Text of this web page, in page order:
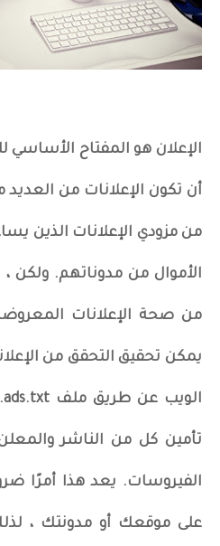
الإعلان هو المفتاح الأساسي
أن تكون الإعلانات من العديد
من مزودي الإعلانات الذين
الأموال من مدوناتهم. ولكن
من صحة الإعلانات
يمكن تحقيق التحقق من
تأمين كل من الناشر
على موقعك أو مدونتك ،